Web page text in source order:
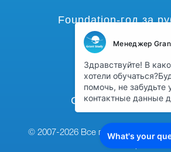
Foundation-год за
Языковые
Гранты и
Среднее
© 2007-2026 Все права защищены,